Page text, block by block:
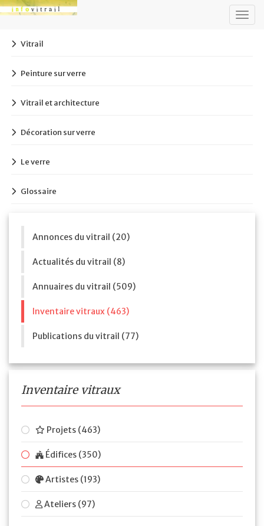
Vitrail
Peinture sur verre
Vitrail et architecture
Décoration sur verre
Le verre
Glossaire
Annonces du vitrail (20)
Actualités du vitrail (8)
Annuaires du vitrail (509)
Inventaire vitraux (463)
Publications du vitrail (77)
Inventaire vitraux
Projets (463)
Édifices (350)
Artistes (193)
Ateliers (97)